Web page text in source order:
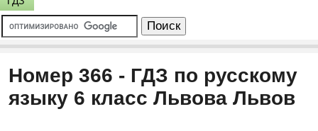
Номер 366 - ГДЗ по русскому
языку 6 класс Львова Львов